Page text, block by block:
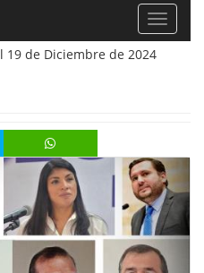
Toggle
19 de Diciembre de 2024